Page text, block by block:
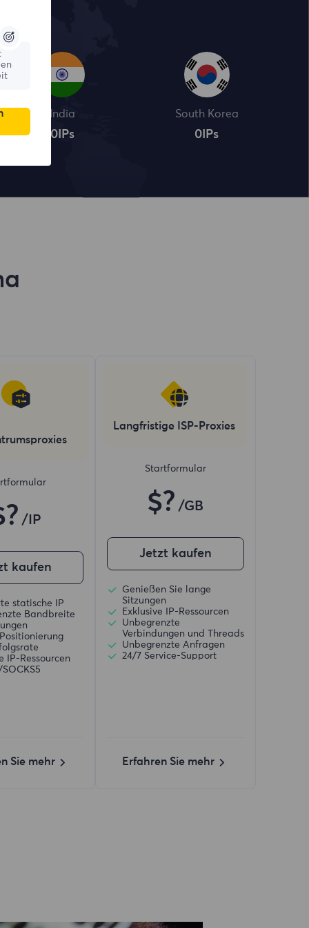
India
0IPs
South Korea
0 IPs
/IP
kaufen
statische IP
Bandbreite
IP-Ressourcen
SOCKS5
Sie mehr
Langfristige ISP-Proxies
Startformular
$? /GB
Jetzt kaufen
Genießen Sie lange
Sitzungen
Exklusive IP-Ressourcen
Unbegrenzte
Verbindungen und Threads
Unbegrenzte Anfragen
24/7 Service-Support
Erfahren Sie mehr